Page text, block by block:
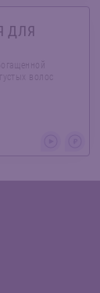
ДЛЯ
волос